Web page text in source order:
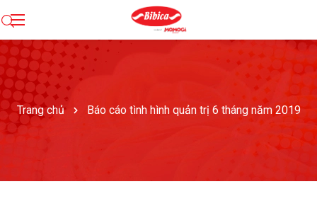
Trang chủ Báo cáo tình hình quản trị 6 tháng năm 2019